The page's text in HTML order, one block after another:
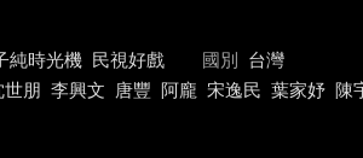
純時光機 民視好戲 國別 台灣
世朋 李興文 唐豐 阿龐 宋逸民 葉家妤 陳